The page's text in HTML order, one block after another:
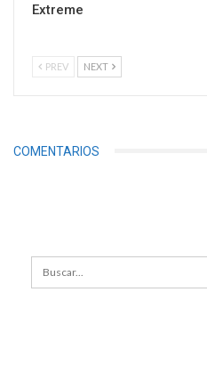
Extreme
PREV NEXT
COMENTARIOS